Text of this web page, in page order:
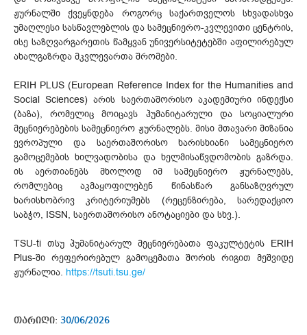
ჟურნალში ქვეყნდება როგორც საქართველოს სხვადასხვა
უმაღლესი სასწავლებლის და სამეცნიერო-კვლევითი ცენტრის,
ისე საზღვარგარეთის წამყვან უნივერსიტეტებში აფილირებულ
ახალგაზრდა მკვლევართა შრომები.
ERIH PLUS (European Reference Index for the Humanities and
Social Sciences) არის საერთაშორისო აკადემიური ინდექსი
(ბაზა), რომელიც მოიცავს ჰუმანიტარული და სოციალური
მეცნიერებების სამეცნიერო ჟურნალებს. მისი მთავარი მიზანია
ევროპული და საერთაშორისო ხარისხიანი სამეცნიერო
გამოცემების ხილვადობისა და ხელმისაწვდომობის გაზრდა.
ის აერთიანებს მხოლოდ იმ სამეცნიერო ჟურნალებს,
რომლებიც აკმაყოფილებენ წინასწარ განსაზღვრულ
ხარისხობრივ კრიტერიუმებს (რეცენზირება, სარედაქციო
საბჭო, ISSN, საერთაშორისო ანოტაციები და სხვ.).
TSU-ti თსუ ჰუმანიტარულ მეცნიერებათა ფაკულტეტის ERIH
Plus-ში რეფერირებულ გამოცემათა შორის რიგით მეშვიდე
ჟურნალია. https://tsuti.tsu.ge/
თარიღი: 30/06/2026